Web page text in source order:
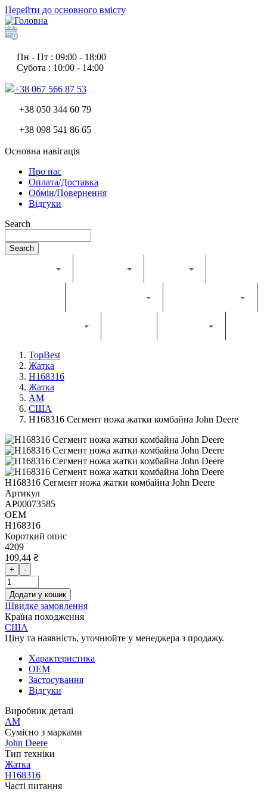
Перейти до основного вмісту
Пн - Пт : 09:00 - 18:00
Субота : 10:00 - 14:00
+38 067 566 87 53
+38 050 344 60 79
+38 098 541 86 65
Основна навігація
Про нас
Оплата/Доставка
Обмін/Повернення
Відгуки
Search
Search
TopBest
Жатка
H168316
Жатка
AM
США
H168316 Сегмент ножа жатки комбайна John Deere
H168316 Сегмент ножа жатки комбайна John Deere
Артикул
AP00073585
OEM
H168316
Короткий опис
4209
109,44 ₴
+ -
Додати у кошик
Швидке замовлення
Країна походження
США
Ціну та наявність, уточнюйте у менеджера з продажу.
Характеристика
OEM
Застосування
Відгуки
Виробник деталі
AM
Сумісно з марками
John Deere
Тип техніки
Жатка
H168316
Часті питання